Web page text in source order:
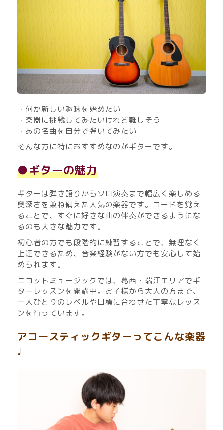
・何か新しい趣味を始めたい
・楽器に挑戦してみたいけれど難しそう
・あの名曲を自分で弾いてみたい
そんな方に特におすすめなのがギターです。
●ギターの魅力
ギターは弾き語りからソロ演奏まで幅広く楽しめる
奥深さを兼ね備えた人気の楽器です。コードを覚え
ることで、すぐに好きな曲の伴奏ができるようにな
るのも大きな魅力です。
初心者の方でも段階的に練習することで、無理なく
上達できるため、音楽経験がない方でも安心して始
められます。
ニコットミュージックでは、葛西・瑞江エリアでギ
ターレッスンを開講中。お子様から大人の方まで、
一人ひとりのレベルや目標に合わせた丁寧なレッス
ンを行っています。
アコースティックギターってこんな楽器
♩